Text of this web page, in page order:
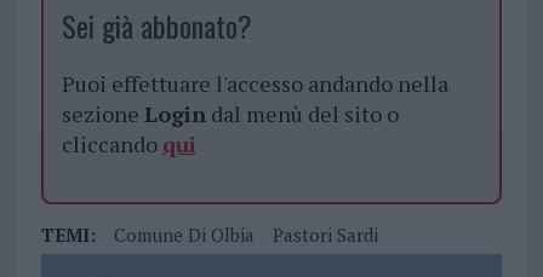
Sei già abbonato?
Puoi effettuare l'accesso andando nella
sezione Logindal menù del sito o
cliccando qui
TEMI: Comune Di Olbia Pastori Sardi